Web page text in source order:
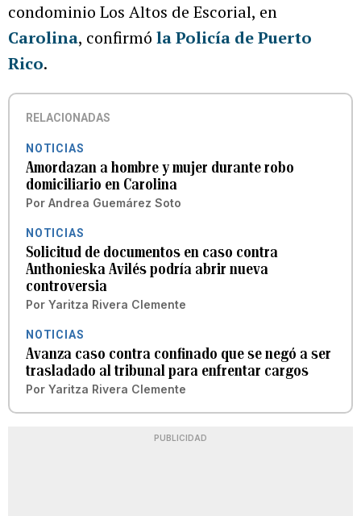
condominio Los Altos de Escorial, en
Carolina, confirmó la Policía de Puerto
Rico.
RELACIONADAS
NOTICIAS
Amordazan a hombre y mujer durante robo
domiciliario en Carolina
Por Andrea Guemárez Soto
NOTICIAS
Solicitud de documentos en caso contra
Anthonieska Avilés podría abrir nueva
controversia
Por Yaritza Rivera Clemente
NOTICIAS
Avanza caso contra confinado que se negó a ser
trasladado al tribunal para enfrentar cargos
Por Yaritza Rivera Clemente
PUBLICIDAD